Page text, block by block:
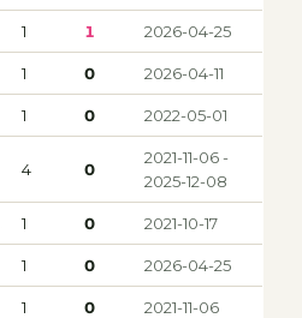
1 1 2026-04-25
1 0 2026-04-11
1 0 2022-05-01
4 0
2021-11-06 -
2025-12-08
1 0 2021-10-17
1 0 2026-04-25
1 0 2021-11-06